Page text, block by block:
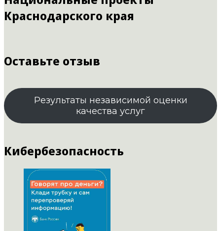
Краснодарского края
Оставьте отзыв
Результаты независимой оценки
качества услуг
Кибербезопасность